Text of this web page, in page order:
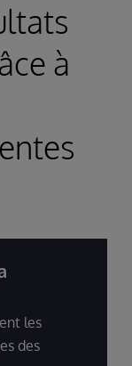
à
les
des